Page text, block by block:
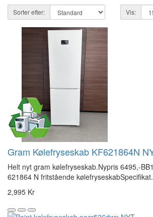
Sorter efter: Vis:
Gram Kølefryseskab KF621864N
Helt nyt gram kølefryseskab.Nypris 6495,-
621864 N fritstående
2,995 Kr